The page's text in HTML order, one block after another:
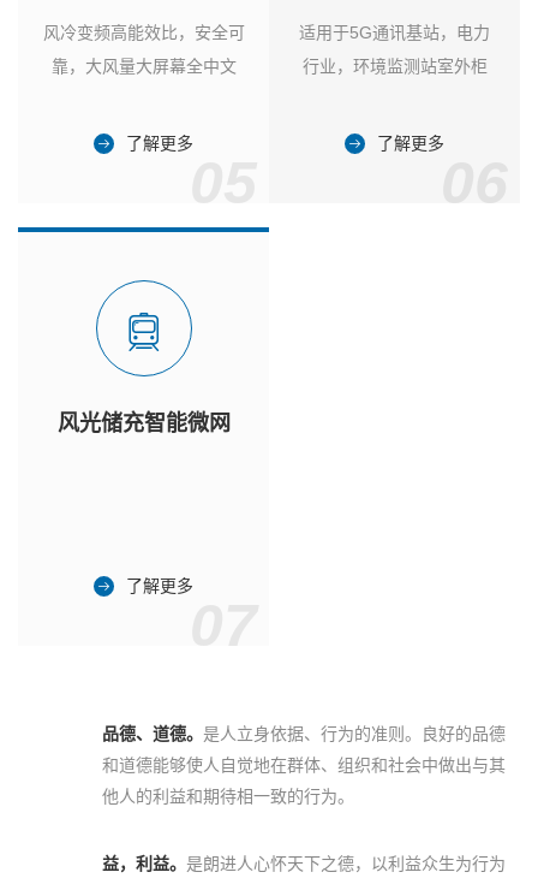
风冷变频高能效比，安全可
靠，大风量大屏幕全中文
了解更多
适用于5G通讯基站，电力
行业，环境监测站室外柜
了解更多
风光储充智能微网
了解更多
品德、道德。 是人立身依据、行为的准则。良好的品德
和道德能够使人自觉地在群体、组织和社会中做出与其
他人的利益和期待相一致的行为。
益，利益。 是朗进人心怀天下之德，以利益众生为行为